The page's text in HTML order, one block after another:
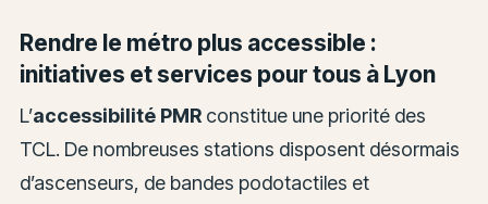
Rendre le métro plus accessible :
initiatives et services pour tous à Lyon
L’accessibilité PMRconstitue une priorité des
TCL. De nombreuses stations disposent désormais
d’ascenseurs, de bandes podotactiles et